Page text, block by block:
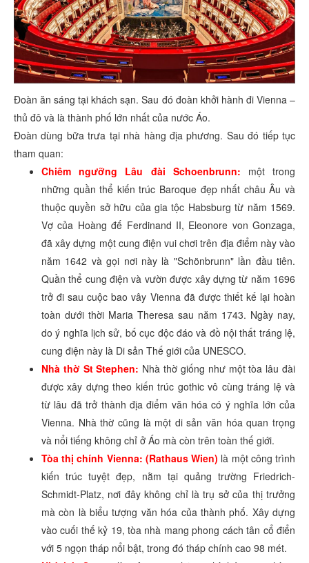
Đoàn ăn sáng tại khách sạn. Sau đó đoàn khởi hành đi Vienna –
thủ đô và là thành phố lớn nhất của nước Áo.
Đoàn dùng bữa trưa tại nhà hàng địa phương. Sau đó tiếp tục
tham quan:
Chiêm ngưỡng Lâu đài Schoenbrunn: một trong
những quần thể kiến trúc Baroque đẹp nhất châu Âu và
thuộc quyền sở hữu của gia tộc Habsburg từ năm 1569.
Vợ của Hoàng đế Ferdinand II, Eleonore von Gonzaga,
đã xây dựng một cung điện vui chơi trên địa điểm này vào
năm 1642 và gọi nơi này là "Schönbrunn" lần đầu tiên.
Quần thể cung điện và vườn được xây dựng từ năm 1696
trở đi sau cuộc bao vây Vienna đã được thiết kế lại hoàn
toàn dưới thời Maria Theresa sau năm 1743. Ngày nay,
do ý nghĩa lịch sử, bố cục độc đáo và đồ nội thất tráng lệ,
cung điện này là Di sản Thế giới của UNESCO.
Nhà thờ St Stephen: Nhà thờ giống như một tòa lâu đài
được xây dựng theo kiến trúc gothic vô cùng tráng lệ và
từ lâu đã trở thành địa điểm văn hóa có ý nghĩa lớn của
Vienna. Nhà thờ cũng là một di sản văn hóa quan trọng
và nổi tiếng không chỉ ở Áo mà còn trên toàn thế giới.
Tòa thị chính Vienna: (Rathaus Wien) là một công trình
kiến trúc tuyệt đẹp, nằm tại quảng trường Friedrich-
Schmidt-Platz, nơi đây không chỉ là trụ sở của thị trưởng
mà còn là biểu tượng văn hóa của thành phố. Xây dựng
vào cuối thế kỷ 19, tòa nhà mang phong cách tân cổ điển
với 5 ngọn tháp nổi bật, trong đó tháp chính cao 98 mét.